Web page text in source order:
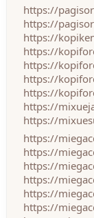
https://
https://
https://
https://
https://
https://
https://
https://
https://
https://
https://
https://
https://
https://
https://